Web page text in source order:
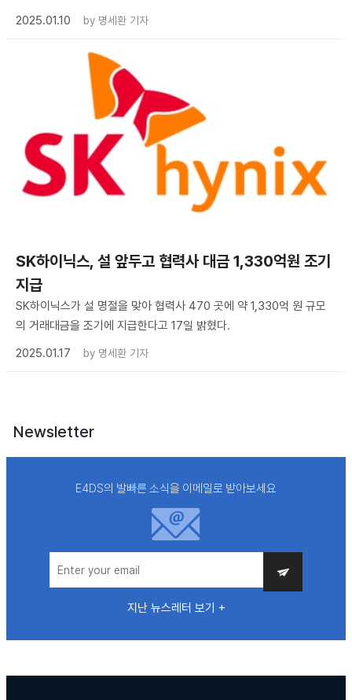
2025.01.10
by 명세환 기자
SK하이닉스, 설 앞두고 협력사 대금 1,330억원 조기
지급
SK하이닉스가 설 명절을 맞아 협력사 470 곳에 약 1,330억 원 규모
의 거래대금을 조기에 지급한다고 17일 밝혔다.
2025.01.17
by 명세환 기자
Newsletter
E4DS의 발빠른 소식을 이메일로 받아보세요
지난 뉴스레터 보기 +